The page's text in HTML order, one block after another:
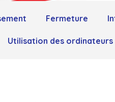
Fermeture
Utilisation des ordinateurs